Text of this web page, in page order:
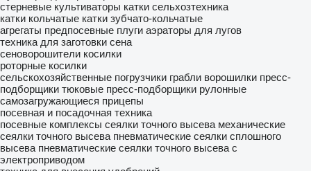
стерневые культиваторы катки сельхозтехника
катки кольчатые катки зубчато-кольчатые
агрегаты предпосевные плуги аэраторы для лугов
техника для заготовки сена
сеноворошители косилки
роторные косилки
сельскохозяйственные погрузчики грабли ворошилки пресс-
подборщики тюковые пресс-подборщики рулонные
самозагружающиеся прицепы
посевная и посадочная техника
посевные комплексы сеялки точного высева механические
сеялки точного высева пневматические сеялки сплошного
высева пневматические сеялки точного высева с
электроприводом